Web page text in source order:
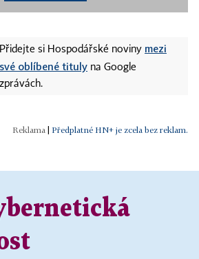
Přidejte si Hospodářské noviny mezi
své oblíbené tituly na Google
zprávách.
Předplatné HN+ je zcela bez reklam.